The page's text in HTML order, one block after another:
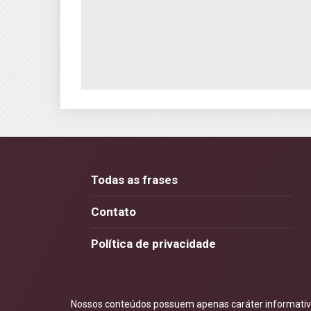
Todas as frases
Contato
Política de privacidade
Nossos conteúdos possuem apenas caráter